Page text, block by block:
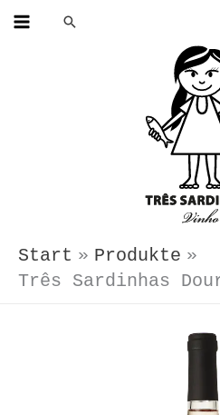
Zum
Suchen
Start
Produkte
Três Sardinhas